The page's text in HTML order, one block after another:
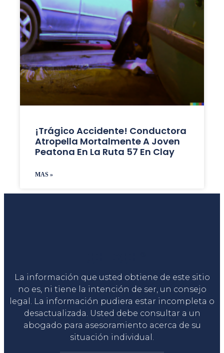
¡Trágico Accidente! Conductora
Atropella Mortalmente A Joven
Peatona En La Ruta 57 En Clay
MAS »
La información que usted obtiene de este sitio
no es, ni tiene la intención de ser, un consejo
legal. La información pudiera estar incompleta o
desactualizada. Usted debe consultar a un
abogado para asesoramiento acerca de su
situación individual.